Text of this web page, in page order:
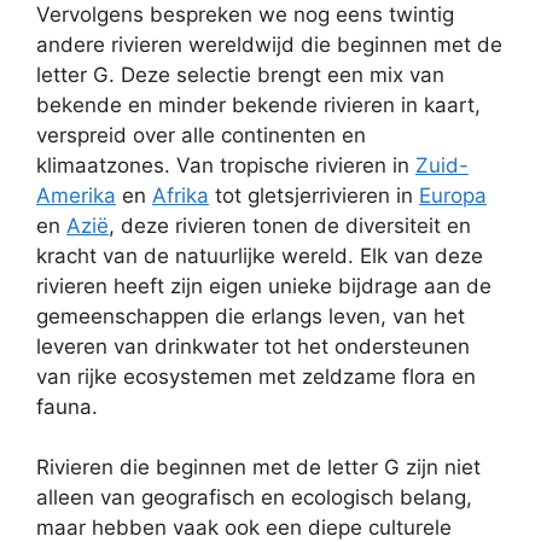
Vervolgens bespreken we nog eens twintig
andere rivieren wereldwijd die beginnen met de
letter G. Deze selectie brengt een mix van
bekende en minder bekende rivieren in kaart,
verspreid over alle continenten en
klimaatzones. Van tropische rivieren in Zuid-
Amerika en Afrika tot gletsjerrivieren in Europa
en Azië, deze rivieren tonen de diversiteit en
kracht van de natuurlijke wereld. Elk van deze
rivieren heeft zijn eigen unieke bijdrage aan de
gemeenschappen die erlangs leven, van het
leveren van drinkwater tot het ondersteunen
van rijke ecosystemen met zeldzame flora en
fauna.
Rivieren die beginnen met de letter G zijn niet
alleen van geografisch en ecologisch belang,
maar hebben vaak ook een diepe culturele